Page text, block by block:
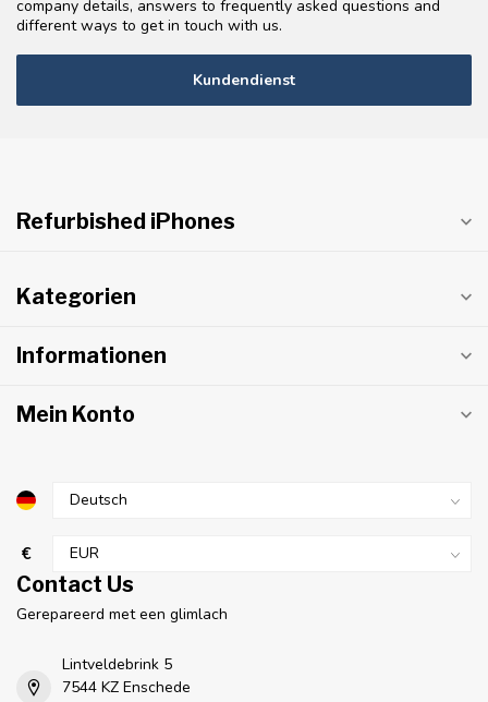
company details, answers to frequently asked questions and
different ways to get in touch with us.
Kundendienst
Refurbished iPhones
Kategorien
Informationen
Mein Konto
€
Contact Us
Gerepareerd met een glimlach
Lintveldebrink 5
7544 KZ Enschede